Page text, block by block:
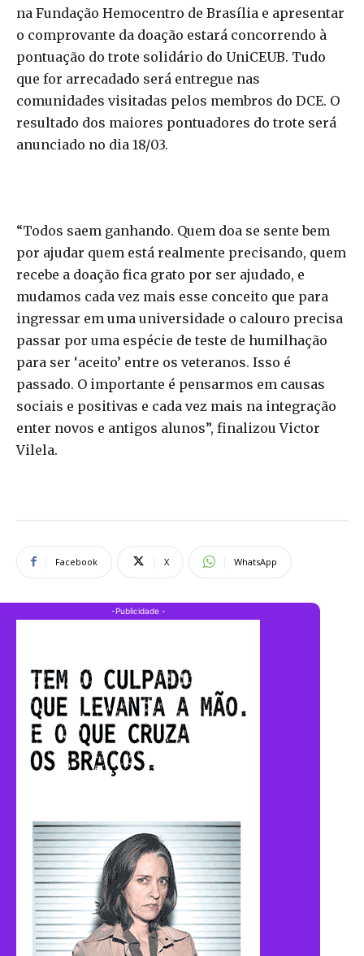
na Fundação Hemocentro de Brasília e apresentar
o comprovante da doação estará concorrendo à
pontuação do trote solidário do UniCEUB. Tudo
que for arrecadado será entregue nas
comunidades visitadas pelos membros do DCE. O
resultado dos maiores pontuadores do trote será
anunciado no dia 18/03.
“Todos saem ganhando. Quem doa se sente bem
por ajudar quem está realmente precisando, quem
recebe a doação fica grato por ser ajudado, e
mudamos cada vez mais esse conceito que para
ingressar em uma universidade o calouro precisa
passar por uma espécie de teste de humilhação
para ser ‘aceito’ entre os veteranos. Isso é
passado. O importante é pensarmos em causas
sociais e positivas e cada vez mais na integração
enter novos e antigos alunos”, finalizou Victor
Vilela.
Facebook X WhatsApp
-Publicidade -